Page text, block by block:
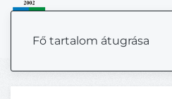
Fő tartalom átugrása